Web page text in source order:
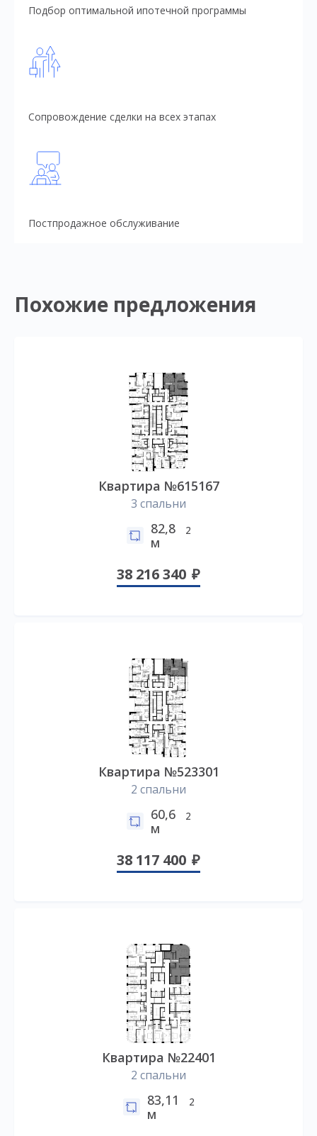
Подбор оптимальной ипотечной программы
Сопровождение сделки на всех этапах
Постпродажное обслуживание
Похожие предложения
Квартира №615167
3 спальни
82,8
м
2
38 216 340
Квартира №523301
2 спальни
60,6
м
2
38 117 400
Квартира №22401
2 спальни
83,11
м
2